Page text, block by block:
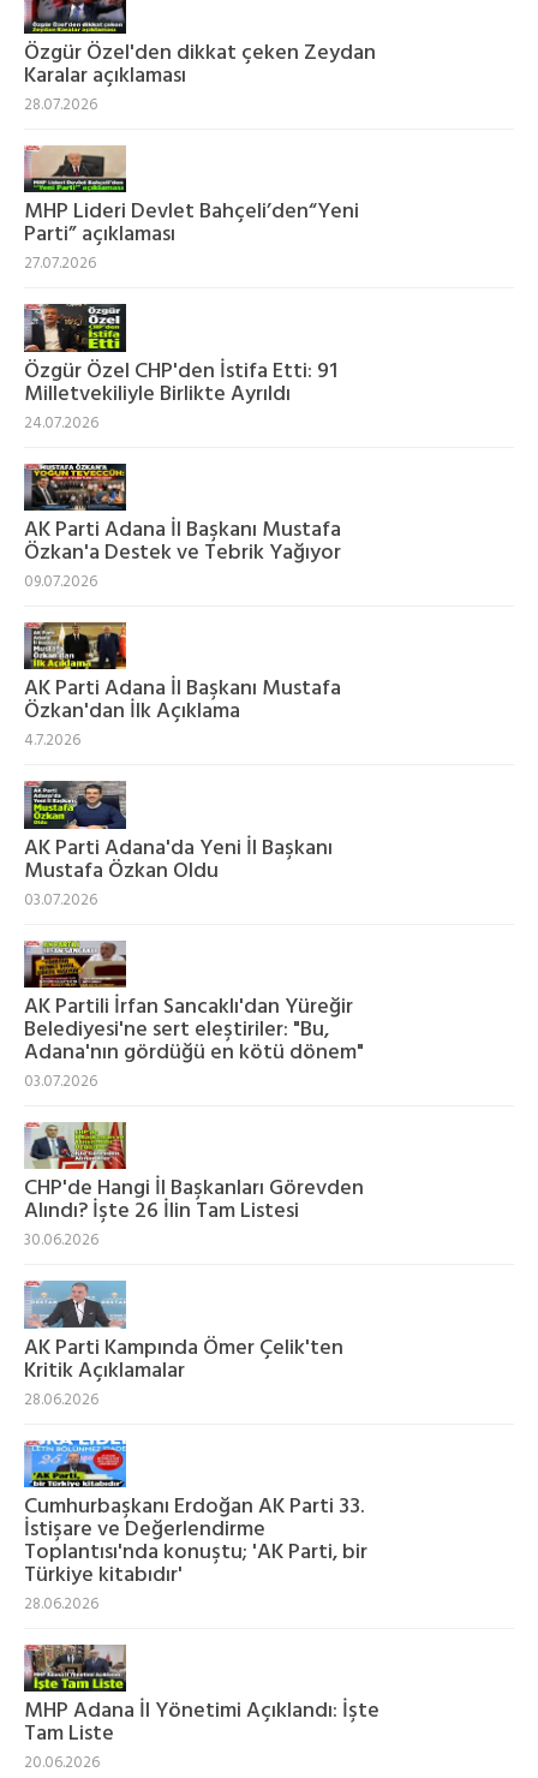
Özgür Özel'den dikkat çeken Zeydan
Karalar açıklaması
28.07.2026
MHP Lideri Devlet Bahçeli’den“Yeni
Parti” açıklaması
27.07.2026
Özgür Özel CHP'den İstifa Etti: 91
Milletvekiliyle Birlikte Ayrıldı
24.07.2026
AK Parti Adana İl Başkanı Mustafa
Özkan'a Destek ve Tebrik Yağıyor
09.07.2026
AK Parti Adana İl Başkanı Mustafa
Özkan'dan İlk Açıklama
4.7.2026
AK Parti Adana'da Yeni İl Başkanı
Mustafa Özkan Oldu
03.07.2026
AK Partili İrfan Sancaklı'dan Yüreğir
Belediyesi'ne sert eleştiriler: "Bu,
Adana'nın gördüğü en kötü dönem"
03.07.2026
CHP'de Hangi İl Başkanları Görevden
Alındı? İşte 26 İlin Tam Listesi
30.06.2026
AK Parti Kampında Ömer Çelik'ten
Kritik Açıklamalar
28.06.2026
Cumhurbaşkanı Erdoğan AK Parti 33.
İstişare ve Değerlendirme
Toplantısı'nda konuştu; 'AK Parti, bir
Türkiye kitabıdır'
28.06.2026
MHP Adana İl Yönetimi Açıklandı: İşte
Tam Liste
20.06.2026